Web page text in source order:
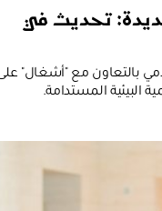
تحديث في
بالتعاون مع "أشغال"
البيئية المستدامة.